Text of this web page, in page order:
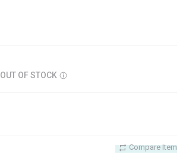
OUT OF STOCK
Compare Item